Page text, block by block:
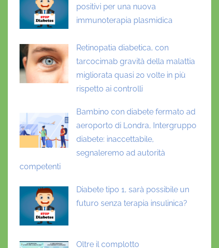
positivi per una nuova
immunoterapia plasmidica
Retinopatia diabetica, con
tarcocimab gravità della malattia
migliorata quasi 20 volte in più
rispetto ai controlli
Bambino con diabete fermato ad
aeroporto di Londra, Intergruppo
diabete: inaccettabile,
segnaleremo ad autorità
competenti
Diabete tipo 1, sarà possibile un
futuro senza terapia insulinica?
Oltre il complotto